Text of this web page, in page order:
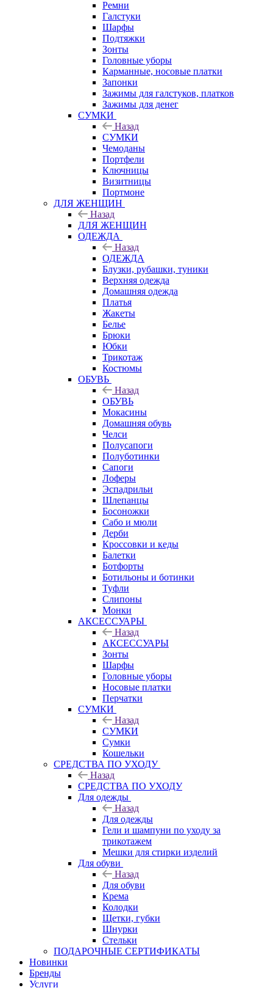
Ремни
Галстуки
Шарфы
Подтяжки
Зонты
Головные уборы
Карманные, носовые платки
Запонки
Зажимы для галстуков, платков
Зажимы для денег
СУМКИ
Назад
СУМКИ
Чемоданы
Портфели
Ключницы
Визитницы
Портмоне
ДЛЯ ЖЕНЩИН
Назад
ДЛЯ ЖЕНЩИН
ОДЕЖДА
Назад
ОДЕЖДА
Блузки, рубашки, туники
Верхняя одежда
Домашняя одежда
Платья
Жакеты
Белье
Брюки
Юбки
Трикотаж
Костюмы
ОБУВЬ
Назад
ОБУВЬ
Мокасины
Домашняя обувь
Челси
Полусапоги
Полуботинки
Сапоги
Лоферы
Эспадрильи
Шлепанцы
Босоножки
Сабо и мюли
Дерби
Кроссовки и кеды
Балетки
Ботфорты
Ботильоны и ботинки
Туфли
Слипоны
Монки
АКСЕССУАРЫ
Назад
АКСЕССУАРЫ
Зонты
Шарфы
Головные уборы
Носовые платки
Перчатки
СУМКИ
Назад
СУМКИ
Сумки
Кошельки
CРЕДСТВА ПО УХОДУ
Назад
CРЕДСТВА ПО УХОДУ
Для одежды
Назад
Для одежды
Гели и шампуни по уходу за
трикотажем
Мешки для стирки изделий
Для обуви
Назад
Для обуви
Крема
Колодки
Щетки, губки
Шнурки
Стельки
ПОДАРОЧНЫЕ СЕРТИФИКАТЫ
Новинки
Бренды
Услуги